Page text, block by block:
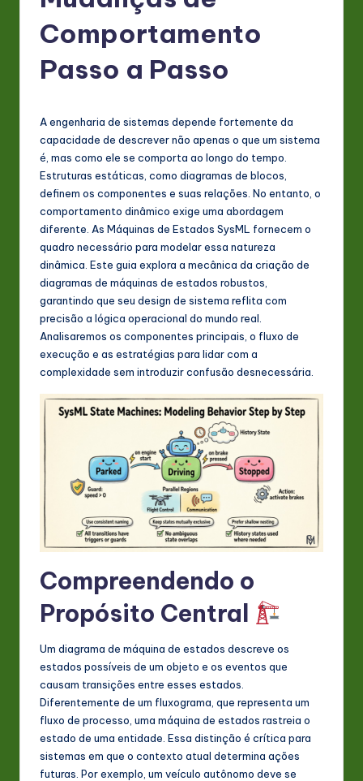
rt
L
ft
w
In
Comportamento
Passo a Passo
A engenharia de sistemas depende fortemente da
capacidade de descrever não apenas o que um sistema
é, mas como ele se comporta ao longo do tempo.
Estruturas estáticas, como diagramas de blocos,
definem os componentes e suas relações. No entanto, o
comportamento dinâmico exige uma abordagem
diferente. As Máquinas de Estados SysML fornecem o
quadro necessário para modelar essa natureza
dinâmica. Este guia explora a mecânica da criação de
diagramas de máquinas de estados robustos,
garantindo que seu design de sistema reflita com
precisão a lógica operacional do mundo real.
Analisaremos os componentes principais, o fluxo de
execução e as estratégias para lidar com a
complexidade sem introduzir confusão desnecessária.
Compreendendo o
Propósito Central
Um diagrama de máquina de estados descreve os
estados possíveis de um objeto e os eventos que
causam transições entre esses estados.
Diferentemente de um fluxograma, que representa um
fluxo de processo, uma máquina de estados rastreia o
estado de uma entidade. Essa distinção é crítica para
sistemas em que o contexto atual determina ações
futuras. Por exemplo, um veículo autônomo deve se